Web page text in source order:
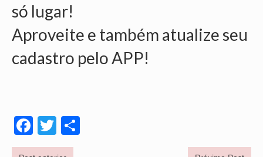
só lugar!
Aproveite e também atualize seu
cadastro pelo APP!
Facebook
Twitter